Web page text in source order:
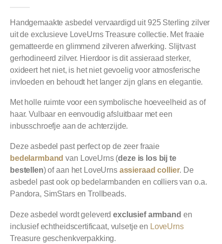
Handgemaakte asbedel vervaardigd uit 925 Sterling zilver
uit de exclusieve LoveUrns Treasure collectie. Met fraaie
gematteerde en glimmend zilveren afwerking. Slijtvast
gerhodineerd zilver. Hierdoor is dit assieraad sterker,
oxideert het niet, is het niet gevoelig voor atmosferische
invloeden en behoudt het langer zijn glans en elegantie.
Met holle ruimte voor een symbolische hoeveelheid as of
haar. Vulbaar en eenvoudig afsluitbaar met een
inbusschroefje aan de achterzijde.
Deze asbedel past perfect op de zeer fraaie
bedelarmband van LoveUrns (deze is los bij te
bestellen) of aan het LoveUrns assieraad collier. De
asbedel past ook op bedelarmbanden en colliers van o.a.
Pandora, SimStars en Trollbeads.
Deze asbedel wordt geleverdexclusief armband en
inclusief echtheidscertificaat, vulsetje en LoveUrns
Treasure geschenkverpakking.